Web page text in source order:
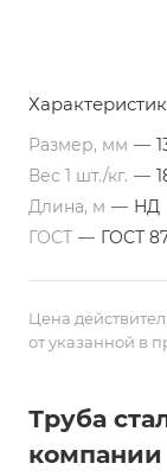
Размер, мм —
Вес 1 шт./кг. —
Длина, м — НД
ГОСТ — ГОСТ
Цена
от указанной в
Труба
компании